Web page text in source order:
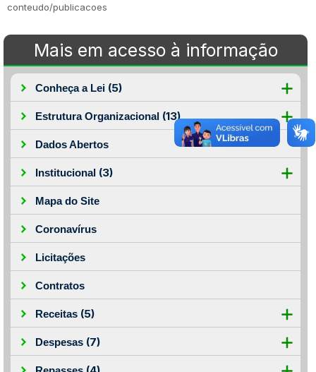
conteudo/publicacoes
Mais em acesso à informação
Conheça a Lei (5)
Estrutura Organizacional (13)
Dados Abertos
Institucional (3)
Mapa do Site
Coronavírus
Licitações
Contratos
Receitas (5)
Despesas (7)